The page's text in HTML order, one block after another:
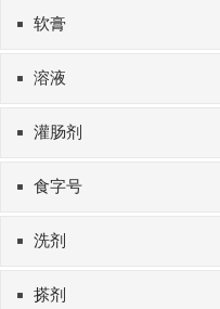
软膏
溶液
灌肠剂
食字号
洗剂
搽剂